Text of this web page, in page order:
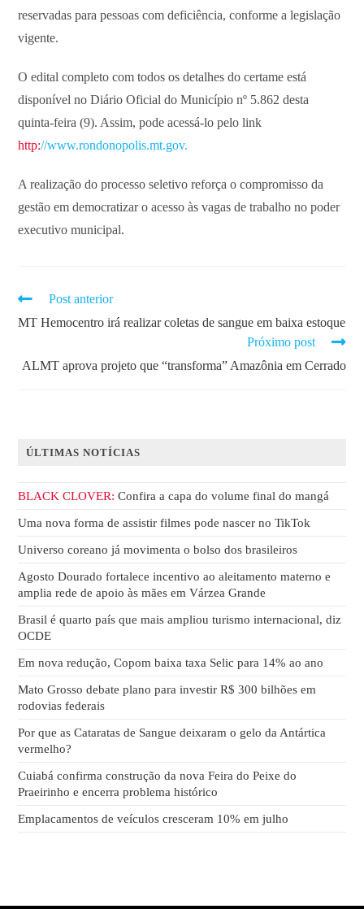
reservadas para pessoas com deficiência, conforme a legislação
vigente.
O edital completo com todos os detalhes do certame está
disponível no Diário Oficial do Município nº 5.862 desta
quinta-feira (9). Assim, pode acessá-lo pelo link
http://www.rondonopolis.mt.gov.
A realização do processo seletivo reforça o compromisso da
gestão em democratizar o acesso às vagas de trabalho no poder
executivo municipal.
Post anterior
MT Hemocentro irá realizar coletas de sangue em baixa estoque
Próximo post
ALMT aprova projeto que “transforma” Amazônia em Cerrado
ÚLTIMAS NOTÍCIAS
BLACK CLOVER: Confira a capa do volume final do mangá
Uma nova forma de assistir filmes pode nascer no TikTok
Universo coreano já movimenta o bolso dos brasileiros
Agosto Dourado fortalece incentivo ao aleitamento materno e
amplia rede de apoio às mães em Várzea Grande
Brasil é quarto país que mais ampliou turismo internacional, diz
OCDE
Em nova redução, Copom baixa taxa Selic para 14% ao ano
Mato Grosso debate plano para investir R$ 300 bilhões em
rodovias federais
Por que as Cataratas de Sangue deixaram o gelo da Antártica
vermelho?
Cuiabá confirma construção da nova Feira do Peixe do
Praeirinho e encerra problema histórico
Emplacamentos de veículos cresceram 10% em julho